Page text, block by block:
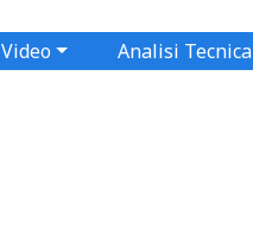
Video Analisi Tecnica